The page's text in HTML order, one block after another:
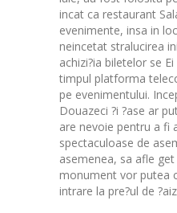
incat ca restaurant
evenimente, insa in
neincetat stralucirea
achizi?ia biletelor se
timpul platforma
pe evenimentului.
Douazeci ?i ?ase ar
are nevoie pentru a fi
spectaculoase de
asemenea, sa afle
monument vor putea
intrare la pre?ul de